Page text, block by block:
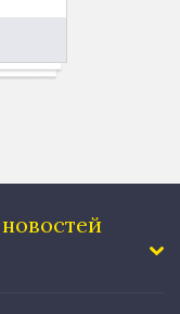
новостей